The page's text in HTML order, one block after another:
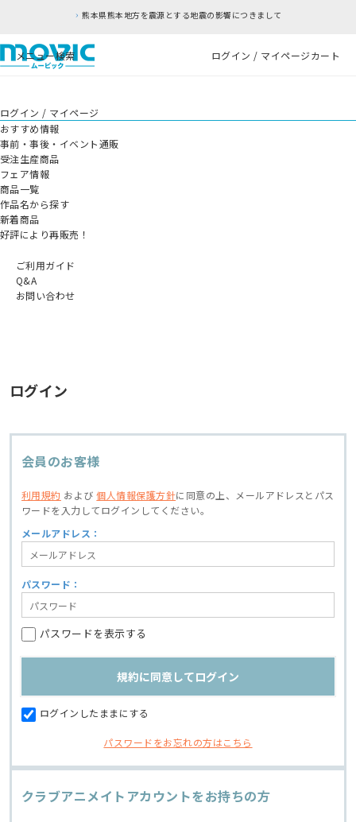
熊本県熊本地方を震源とする地震の影響につきまして
メニュー検索 ログイン / マイページカート
ログイン / マイページ
おすすめ情報
事前・事後・イベント通販
受注生産商品
フェア情報
商品一覧
作品名から探す
新着商品
好評により再販売！
ご利用ガイド
Q&A
お問い合わせ
ログイン
会員のお客様
利用規約 および個人情報保護方針に同意の上、
メールアドレスとパス
ワードを入力してログインしてください。
メールアドレス：
パスワード：
パスワードを表示する
ログインしたままにする
パスワードをお忘れの方はこちら
クラブアニメイトアカウントをお持ちの方